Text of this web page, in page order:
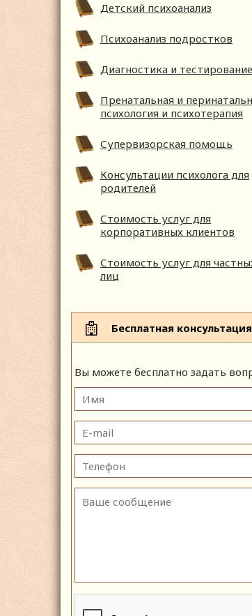
Детский психоанализ
Психоанализ подростков
Диагностика и тестирование
Пренатальная и
психология и психотерапия
Супервизорская помощь
Консультации психолога для
родителей
Стоимость услуг для
корпоративных клиентов
Стоимость услуг для
лиц
Бесплатная консультация
Вы можете бесплатно задать